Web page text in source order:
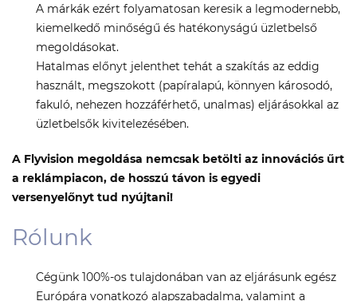
A márkák ezért folyamatosan keresik a legmodernebb,
kiemelkedő minőségű és hatékonyságú üzletbelső
megoldásokat.
Hatalmas előnyt jelenthet tehát a szakítás az eddig
használt, megszokott (papíralapú, könnyen károsodó,
fakuló, nehezen hozzáférhető, unalmas) eljárásokkal az
üzletbelsők kivitelezésében.
A Flyvision megoldása nemcsak betölti az innovációs űrt
a reklámpiacon, de hosszú távon is egyedi
versenyelőnyt tud nyújtani!
Rólunk
Cégünk 100%-os tulajdonában van az eljárásunk egész
Európára vonatkozó alapszabadalma, valamint a